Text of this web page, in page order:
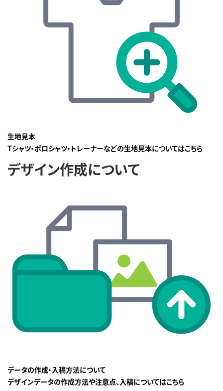
生地見本
Tシャツ・ポロシャツ・トレーナーなどの生地見本についてはこちら
デザイン作成について
データの作成・入稿方法について
デザインデータの作成方法や注意点、入稿についてはこちら